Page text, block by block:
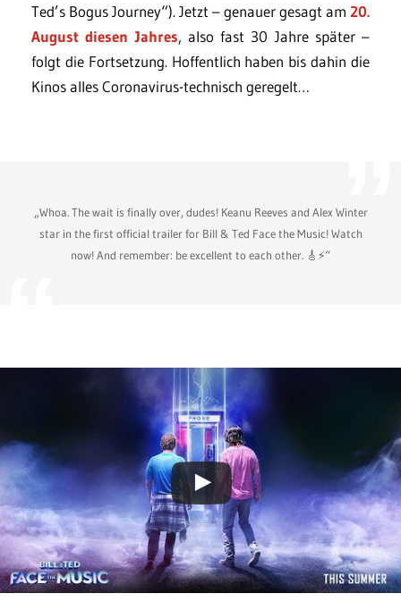
Ted’s Bogus Journey“). Jetzt – genauer gesagt am 20.
August diesen Jahres, also fast 30 Jahre später –
folgt die Fortsetzung. Hoffentlich haben bis dahin die
Kinos alles Coronavirus-technisch geregelt…
„Whoa. The wait is finally over, dudes! Keanu Reeves and Alex Winter
star in the first official trailer for Bill & Ted Face the Music! Watch
now! And remember: be excellent to each other. 🎸⚡“